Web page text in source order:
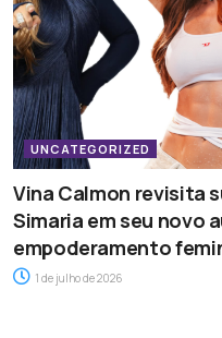
UNCATEGORIZED
Vina Calmon revisita
Simaria em seu novo
empoderamento
1 de julho de 2026